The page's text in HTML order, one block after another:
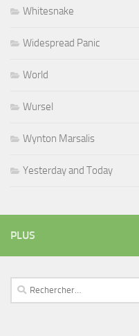
Whitesnake
Widespread Panic
World
Wursel
Wynton Marsalis
Yesterday and Today
PLUS
Rechercher :